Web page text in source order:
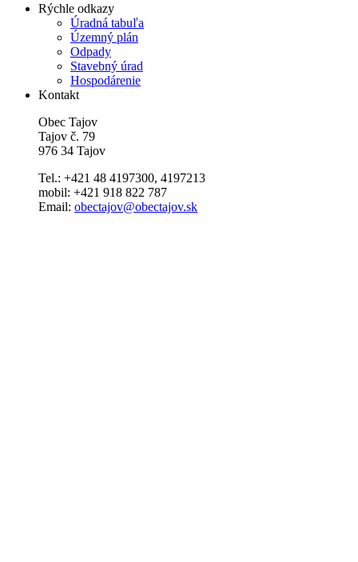
Rýchle odkazy
Úradná tabuľa
Územný plán
Odpady
Stavebný úrad
Hospodárenie
Kontakt
Obec Tajov
Tajov č. 79
976 34 Tajov
Tel.: +421 48 4197300, 4197213
mobil: +421 918 822 787
Email: obectajov@obectajov.sk